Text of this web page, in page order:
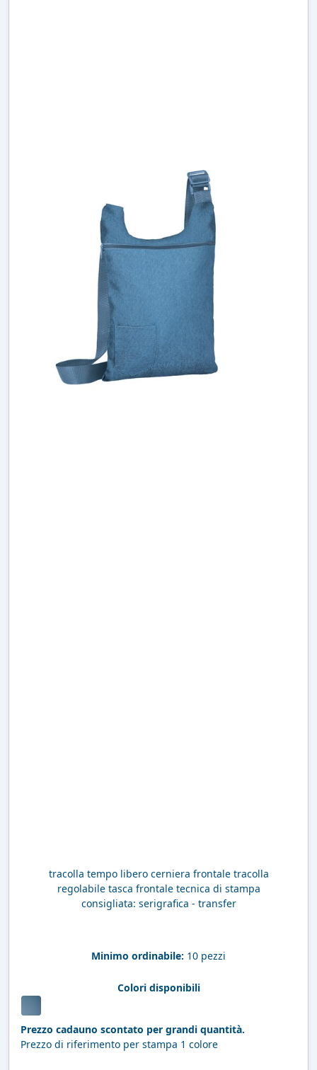
tracolla tempo libero cerniera frontale tracolla
regolabile tasca frontale tecnica di stampa
consigliata: serigrafica - transfer
Minimo ordinabile: 10 pezzi
Colori disponibili
Prezzo cadauno scontato per grandi quantità.
Prezzo di riferimento per stampa 1 colore